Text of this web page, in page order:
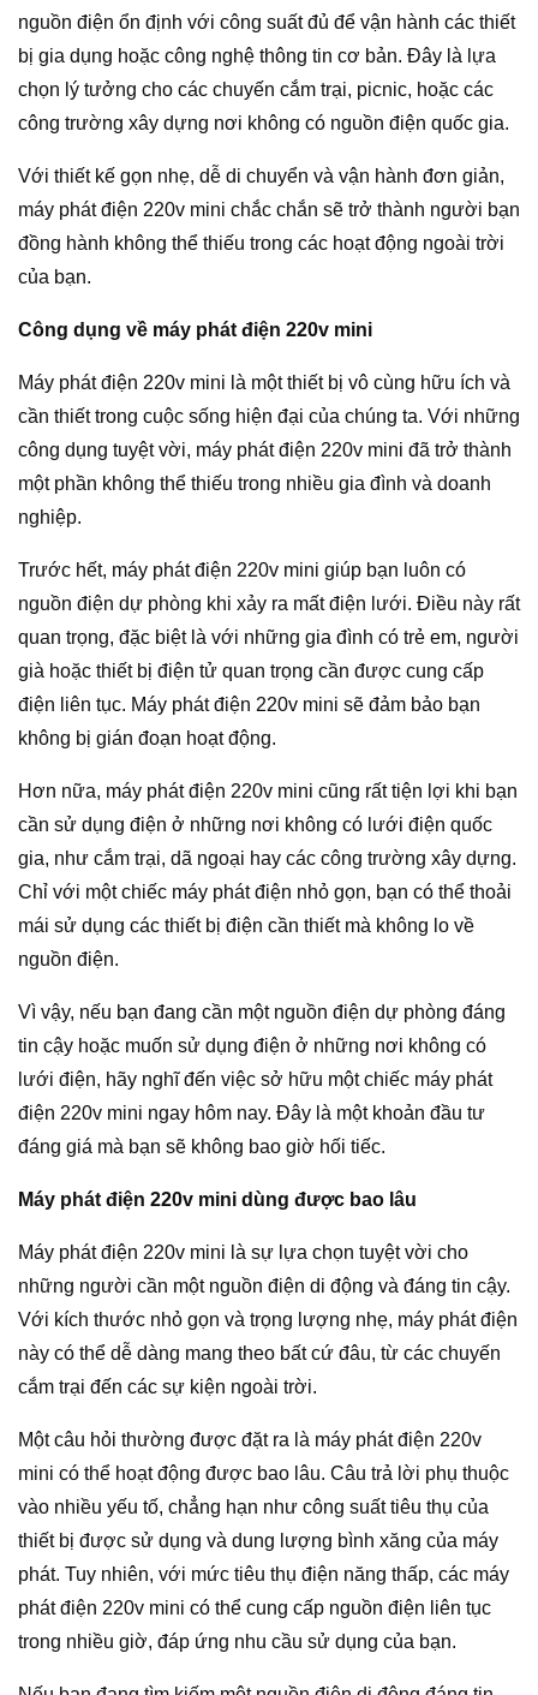
nguồn điện ổn định với công suất đủ để vận hành các thiết
bị gia dụng hoặc công nghệ thông tin cơ bản. Đây là lựa
chọn lý tưởng cho các chuyến cắm trại, picnic, hoặc các
công trường xây dựng nơi không có nguồn điện quốc gia.
Với thiết kế gọn nhẹ, dễ di chuyển và vận hành đơn giản,
máy phát điện 220v mini chắc chắn sẽ trở thành người bạn
đồng hành không thể thiếu trong các hoạt động ngoài trời
của bạn.
Công dụng về máy phát điện 220v mini
Máy phát điện 220v mini là một thiết bị vô cùng hữu ích và
cần thiết trong cuộc sống hiện đại của chúng ta. Với những
công dụng tuyệt vời, máy phát điện 220v mini đã trở thành
một phần không thể thiếu trong nhiều gia đình và doanh
nghiệp.
Trước hết, máy phát điện 220v mini giúp bạn luôn có
nguồn điện dự phòng khi xảy ra mất điện lưới. Điều này rất
quan trọng, đặc biệt là với những gia đình có trẻ em, người
già hoặc thiết bị điện tử quan trọng cần được cung cấp
điện liên tục. Máy phát điện 220v mini sẽ đảm bảo bạn
không bị gián đoạn hoạt động.
Hơn nữa, máy phát điện 220v mini cũng rất tiện lợi khi bạn
cần sử dụng điện ở những nơi không có lưới điện quốc
gia, như cắm trại, dã ngoại hay các công trường xây dựng.
Chỉ với một chiếc máy phát điện nhỏ gọn, bạn có thể thoải
mái sử dụng các thiết bị điện cần thiết mà không lo về
nguồn điện.
Vì vậy, nếu bạn đang cần một nguồn điện dự phòng đáng
tin cậy hoặc muốn sử dụng điện ở những nơi không có
lưới điện, hãy nghĩ đến việc sở hữu một chiếc máy phát
điện 220v mini ngay hôm nay. Đây là một khoản đầu tư
đáng giá mà bạn sẽ không bao giờ hối tiếc.
Máy phát điện 220v mini dùng được bao lâu
Máy phát điện 220v mini là sự lựa chọn tuyệt vời cho
những người cần một nguồn điện di động và đáng tin cậy.
Với kích thước nhỏ gọn và trọng lượng nhẹ, máy phát điện
này có thể dễ dàng mang theo bất cứ đâu, từ các chuyến
cắm trại đến các sự kiện ngoài trời.
Một câu hỏi thường được đặt ra là máy phát điện 220v
mini có thể hoạt động được bao lâu. Câu trả lời phụ thuộc
vào nhiều yếu tố, chẳng hạn như công suất tiêu thụ của
thiết bị được sử dụng và dung lượng bình xăng của máy
phát. Tuy nhiên, với mức tiêu thụ điện năng thấp, các máy
phát điện 220v mini có thể cung cấp nguồn điện liên tục
trong nhiều giờ, đáp ứng nhu cầu sử dụng của bạn.